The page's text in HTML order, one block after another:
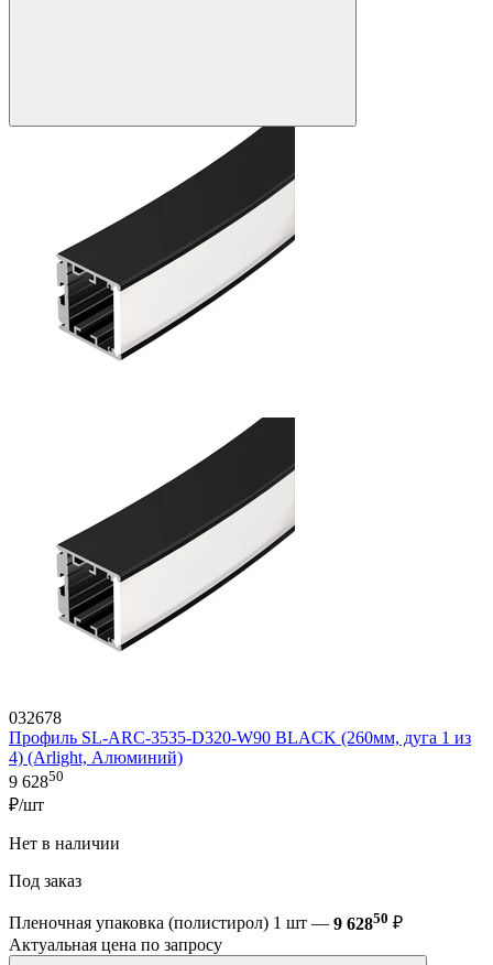
032678
Профиль SL-ARC-3535-D320-W90 BLACK (260мм, дуга 1 из
4) (Arlight, Алюминий)
9 62850
₽/шт
Нет в наличии
Под заказ
Пленочная упаковка (полистирол) 1 шт — 9 62850 ₽
Актуальная цена по запросу